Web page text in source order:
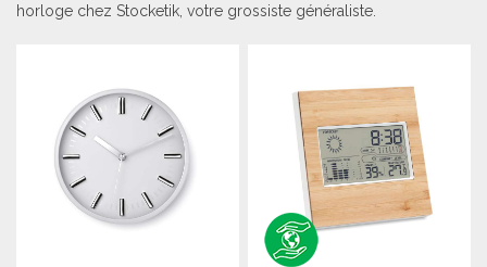
horloge chez Stocketik, votre grossiste généraliste.